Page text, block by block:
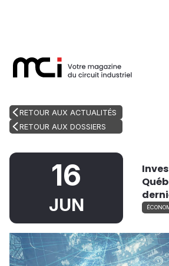
RETOUR AUX ACTUALITÉS
RETOUR AUX DOSSIERS
16
JUN